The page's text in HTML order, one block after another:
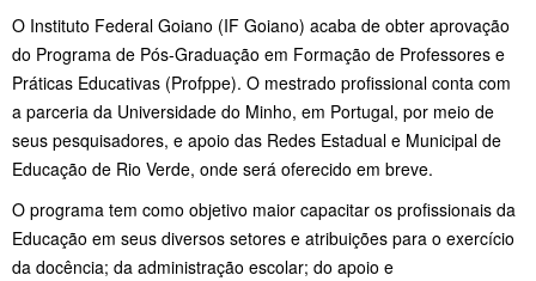
O Instituto Federal Goiano (IF Goiano) acaba de obter aprovação
do Programa de Pós-Graduação em Formação de Professores e
Práticas Educativas (Profppe). O mestrado profissional conta com
a parceria da Universidade do Minho, em Portugal, por meio de
seus pesquisadores, e apoio das Redes Estadual e Municipal de
Educação de Rio Verde, onde será oferecido em breve.
O programa tem como objetivo maior capacitar os profissionais da
Educação em seus diversos setores e atribuições para o exercício
da docência; da administração escolar; do apoio e